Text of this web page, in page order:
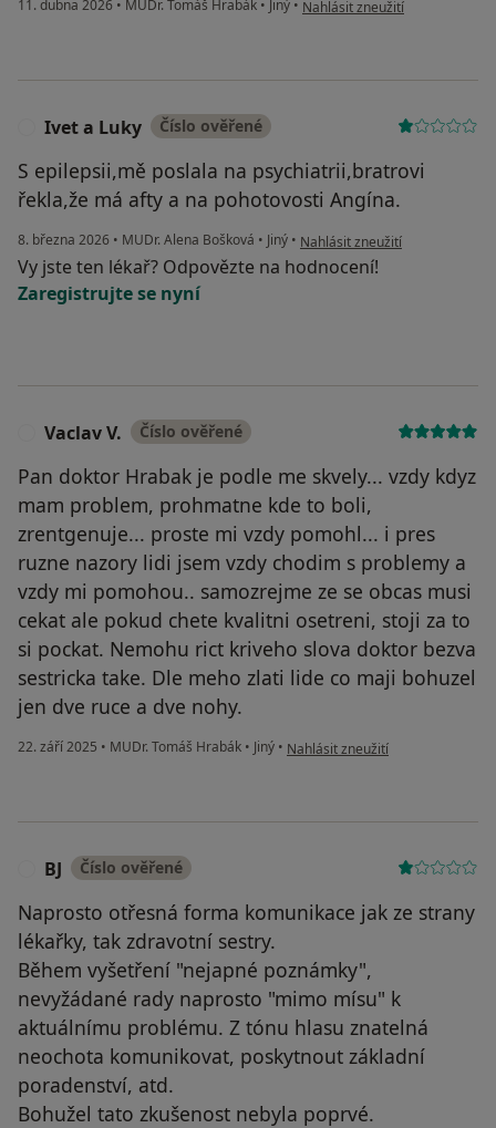
11. dubna 2026 • MUDr. Tomáš Hrabák • Jiný • Nahlásit zneužití
Ivet a Luky Číslo ověřené
S epilepsii,mě poslala na psychiatrii,bratrovi
řekla,že má afty a na pohotovosti Angína.
8. března 2026 • MUDr. Alena Bošková • Jiný • podle názoru uživatele Ivet a
Nahlásit zneužití
Vy jste ten lékař? Odpovězte na hodnocení!
Zaregistrujte se nyní
Vaclav V. Číslo ověřené
Pan doktor Hrabak je podle me skvely... vzdy kdyz
mam problem, prohmatne kde to boli,
zrentgenuje... proste mi vzdy pomohl... i pres
ruzne nazory lidi jsem vzdy chodim s problemy a
vzdy mi pomohou.. samozrejme ze se obcas musi
cekat ale pokud chete kvalitni osetreni, stoji za to
si pockat. Nemohu rict kriveho slova doktor bezva
sestricka take. Dle meho zlati lide co maji bohuzel
jen dve ruce a dve nohy.
22. září 2025 • MUDr. Tomáš Hrabák • Jiný • podle názoru uživatele Vaclav V.
Nahlásit zneužití
BJ Číslo ověřené
Naprosto otřesná forma komunikace jak ze strany
lékařky, tak zdravotní sestry.
Během vyšetření "nejapné poznámky",
nevyžádané rady naprosto "mimo mísu" k
aktuálnímu problému. Z tónu hlasu znatelná
neochota komunikovat, poskytnout základní
poradenství, atd.
Bohužel tato zkušenost nebyla poprvé.